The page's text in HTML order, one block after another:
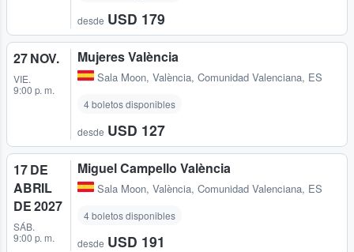
desde USD 179
27 NOV.
VIE.
9:00 p. m.
Mujeres València
Sala Moon, València, Comunidad Valenciana, ES
4 boletos disponibles
desde USD 127
17 DE
ABRIL
DE 2027
SÁB.
9:00 p. m.
Miguel Campello València
Sala Moon, València, Comunidad Valenciana, ES
4 boletos disponibles
desde USD 191